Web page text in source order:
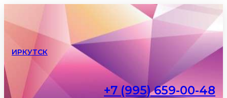
ИРКУТСК
+7 (995) 659-00-48